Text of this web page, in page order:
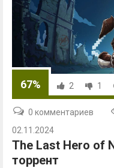
67% 2 1
0 комментариев
02.11.2024
The Last Hero of
торрент